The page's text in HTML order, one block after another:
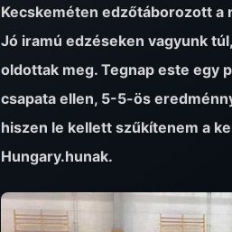
Kecskeméten edzőtáborozott a
Jó iramú edzéseken vagyunk
oldottak meg. Tegnap este egy
csapata ellen, 5-5-ös
hiszen le kellett szűkítenem a
Hungary.hunak.